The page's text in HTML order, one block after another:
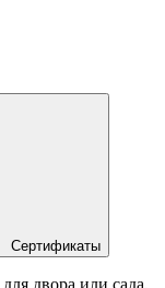
Сертификаты